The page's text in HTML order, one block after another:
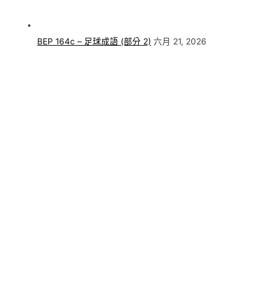
BEP 164c – 足球成語 (部分 2) 六月 21, 2026